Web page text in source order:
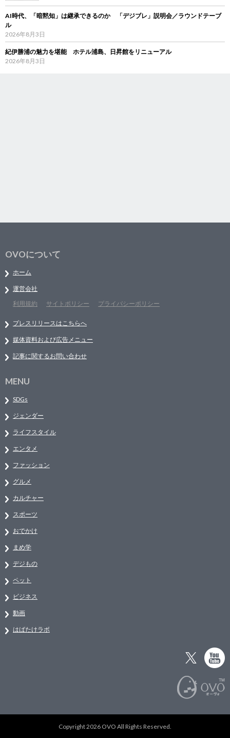
AI時代、「暗黙知」は継承できるのか 「デジブレ」説明会／ラウンドテーブ
ル
2026年8月3日
紀伊勝浦の魅力を堪能 ホテル浦島、日昇館をリニューアル
2026年8月3日
OVOについて
ホーム
運営会社
利用規約
サイトポリシー プライバシーポリシー
プレスリリースはこちらへ
媒体資料および広告メニュー
記事に関するお問い合わせ
MENU
SDGs
ジェンダー
ライフスタイル
エンタメ
ファッション
グルメ
カルチャー
スポーツ
おでかけ
まめ学
デジもの
ペット
ビジネス
動画
はばたけラボ
Copyright 2026 OVO All Rights Reserved.